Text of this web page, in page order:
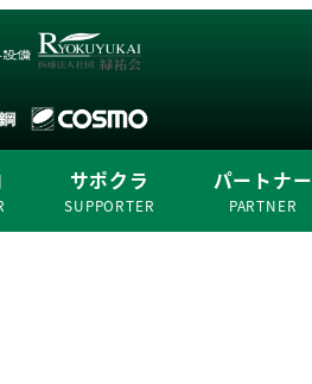
サポクラ
SUPPORTER
パートナー
PARTNER